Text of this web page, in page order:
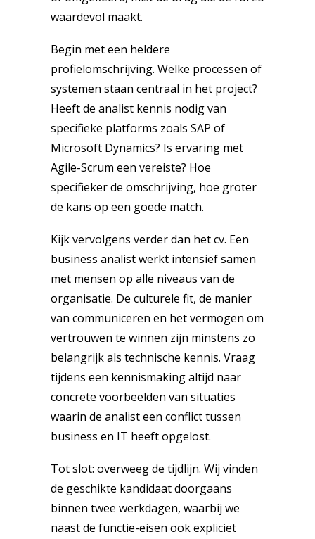
waardevol maakt.
Begin met een heldere
profielomschrijving. Welke processen of
systemen staan centraal in het project?
Heeft de analist kennis nodig van
specifieke platforms zoals SAP of
Microsoft Dynamics? Is ervaring met
Agile-Scrum een vereiste? Hoe
specifieker de omschrijving, hoe groter
de kans op een goede match.
Kijk vervolgens verder dan het cv. Een
business analist werkt intensief samen
met mensen op alle niveaus van de
organisatie. De culturele fit, de manier
van communiceren en het vermogen om
vertrouwen te winnen zijn minstens zo
belangrijk als technische kennis. Vraag
tijdens een kennismaking altijd naar
concrete voorbeelden van situaties
waarin de analist een conflict tussen
business en IT heeft opgelost.
Tot slot: overweeg de tijdlijn. Wij vinden
de geschikte kandidaat doorgaans
binnen twee werkdagen, waarbij we
naast de functie-eisen ook expliciet